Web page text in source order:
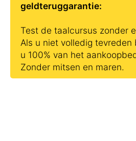
geldteruggarantie:
Test de taalcursus zonder
Als u niet volledig tevreden
u 100% van het
Zonder mitsen en maren.